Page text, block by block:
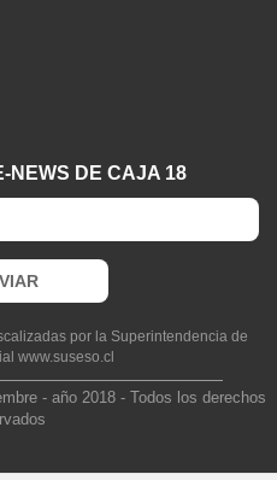
NEWS DE CAJA 18
por la Superintendencia de
www.suseso.cl
- año 2018 - Todos los derechos